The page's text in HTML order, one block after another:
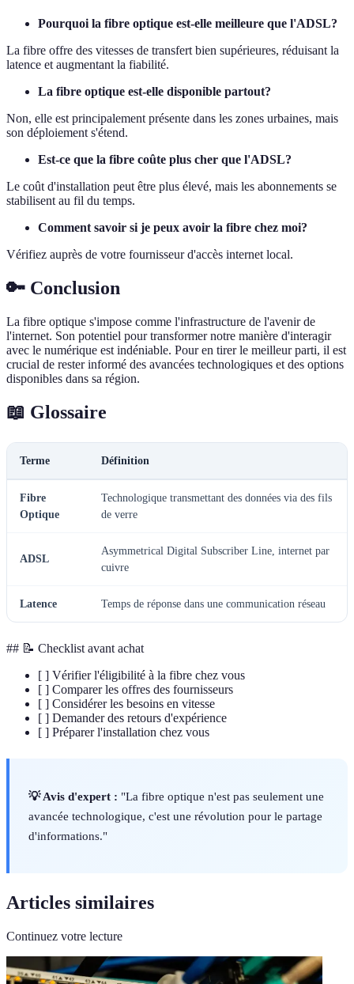
Pourquoi la fibre optique est-elle meilleure que l'ADSL?
La fibre offre des vitesses de transfert bien supérieures, réduisant la
latence et augmentant la fiabilité.
La fibre optique est-elle disponible partout?
Non, elle est principalement présente dans les zones urbaines, mais
son déploiement s'étend.
Est-ce que la fibre coûte plus cher que l'ADSL?
Le coût d'installation peut être plus élevé, mais les abonnements se
stabilisent au fil du temps.
Comment savoir si je peux avoir la fibre chez moi?
Vérifiez auprès de votre fournisseur d'accès internet local.
🔑 Conclusion
La fibre optique s'impose comme l'infrastructure de l'avenir de
l'internet. Son potentiel pour transformer notre manière d'interagir
avec le numérique est indéniable. Pour en tirer le meilleur parti, il est
crucial de rester informé des avancées technologiques et des options
disponibles dans sa région.
📖 Glossaire
Terme Définition
Fibre
Optique
Technologique transmettant des données via des fils
de verre
ADSL
Asymmetrical Digital Subscriber Line, internet par
cuivre
Latence Temps de réponse dans une communication réseau
## 📝 Checklist avant achat
[ ] Vérifier l'éligibilité à la fibre chez vous
[ ] Comparer les offres des fournisseurs
[ ] Considérer les besoins en vitesse
[ ] Demander des retours d'expérience
[ ] Préparer l'installation chez vous
💡 Avis d'expert : "La fibre optique n'est pas seulement une
avancée technologique, c'est une révolution pour le partage
d'informations."
Articles similaires
Continuez votre lecture